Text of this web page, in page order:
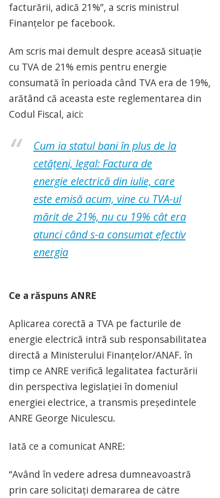
facturării, adică 21%”, a scris ministrul
Finanțelor pe facebook.
Am scris mai demult despre aceasă situație
cu TVA de 21% emis pentru energie
consumată în perioada când TVA era de 19%,
arătând că aceasta este reglementarea din
Codul Fiscal, aici:
Cum ia statul bani în plus de la
cetățeni, legal: Factura de
energie electrică din iulie, care
este emisă acum, vine cu TVA-ul
mărit de 21%, nu cu 19% cât era
atunci când s-a consumat efectiv
energia
Ce a răspuns ANRE
Aplicarea corectã a TVA pe facturile de
energie electricã intrã sub responsabilitatea
directã a Ministerului Finanțelor/ANAF. în
timp ce ANRE verificã legalitatea facturării
din perspectiva legislației în domeniul
energiei electrice, a transmis președintele
ANRE George Niculescu.
Iată ce a comunicat ANRE:
“Având în vedere adresa dumneavoastră
prin care solicitați demararea de cätre